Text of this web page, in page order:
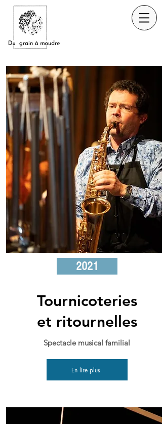
2021
Tournicoteries
et ritournelles
Spectacle musical familial
En lire plus